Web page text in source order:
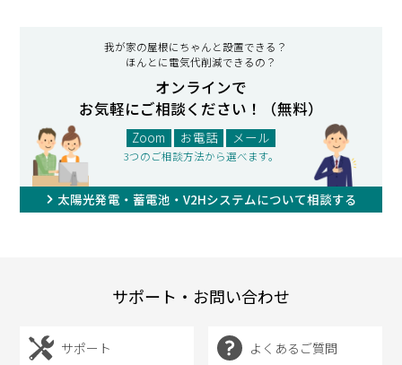
我が家の屋根にちゃんと設置できる？
ほんとに電気代削減できるの？
オンラインで
お気軽にご相談ください！（無料）
Zoom お電話 メール
3つのご相談方法から選べます。
太陽光発電・蓄電池・V2Hシステムについて相談する
サポート・お問い合わせ
サポート よくあるご質問